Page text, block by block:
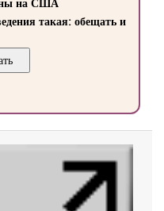
на США
такая: обещать и